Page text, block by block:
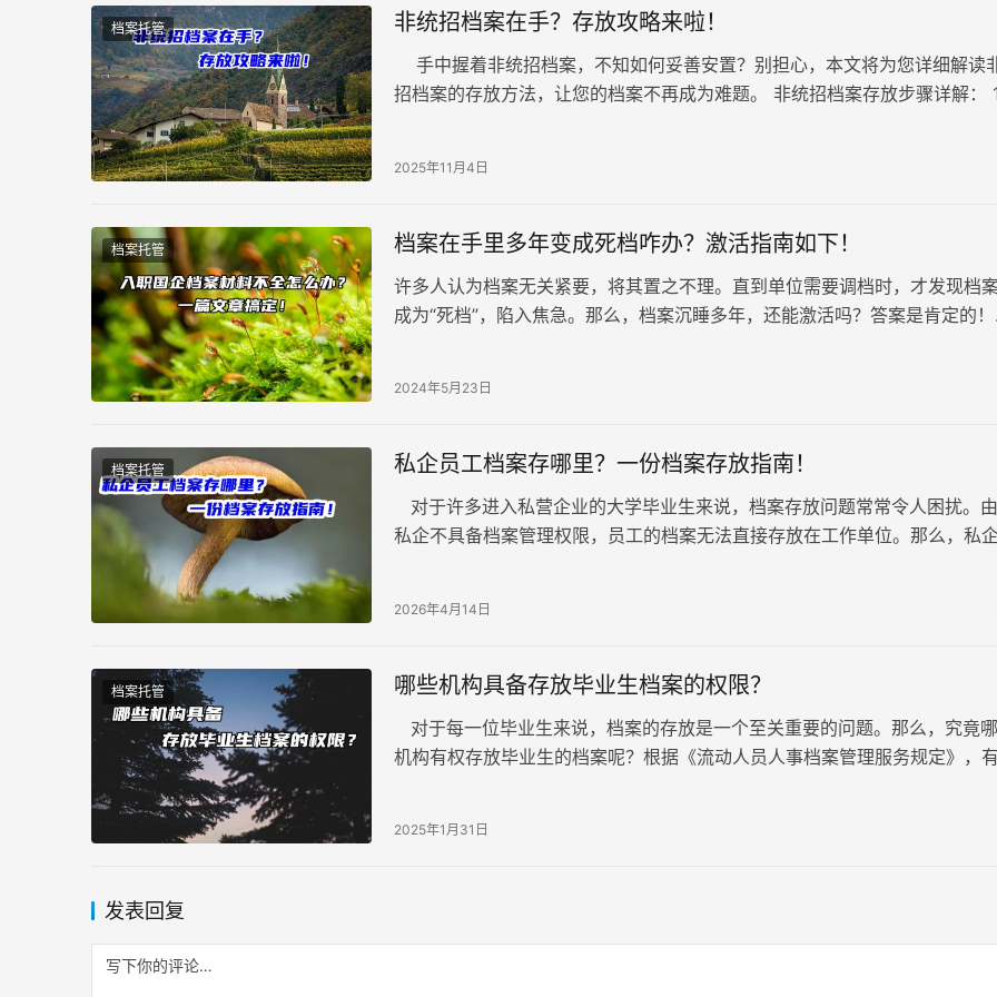
档案托管 非统招档案在手？存放攻略来啦！
手中握着非统招档案，不知如何妥善安置？别担心，本文将为您详细解读
招档案的存放方法，让您的档案不再成为难题。 非统招档案存放步骤详解：
2025年11月4日
档案托管 档案在手里多年变成死档咋办？激活指南如下！
许多人认为档案无关紧要，将其置之不理。直到单位需要调档时，才发现档
成为“死档”，陷入焦急。那么，档案沉睡多年，还能激活吗？答案是肯定的！
2024年5月23日
档案托管 私企员工档案存哪里？一份档案存放指南！
对于许多进入私营企业的大学毕业生来说，档案存放问题常常令人困扰。
私企不具备档案管理权限，员工的档案无法直接存放在工作单位。那么，私
2026年4月14日
档案托管 哪些机构具备存放毕业生档案的权限？
对于每一位毕业生来说，档案的存放是一个至关重要的问题。那么，究竟
机构有权存放毕业生的档案呢？根据《流动人员人事档案管理服务规定》，
2025年1月31日
发表回复